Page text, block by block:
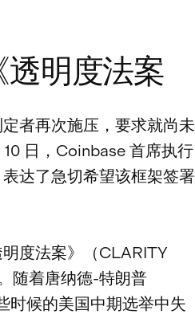
明度法案
者再次施压，要求就尚未
日，Coinbase 首席执行
达了急切希望该框架签署
度法案》（CLARITY
随着唐纳德-特朗普
时候的美国中期选举中失